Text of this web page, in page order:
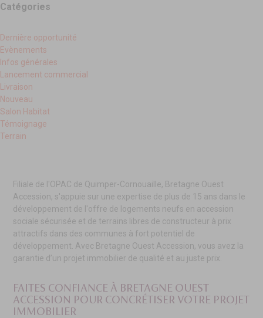
Catégories
Dernière opportunité
Evènements
Infos générales
Lancement commercial
Livraison
Nouveau
Salon Habitat
Témoignage
Terrain
Filiale de l'OPAC de Quimper-Cornouaille, Bretagne Ouest
Accession, s'appuie sur une expertise de plus de 15 ans dans le
développement de l'offre de logements neufs en accession
sociale sécurisée et de terrains libres de constructeur à prix
attractifs dans des communes à fort potentiel de
développement. Avec Bretagne Ouest Accession, vous avez la
garantie d’un projet immobilier de qualité et au juste prix.
FAITES CONFIANCE À BRETAGNE OUEST
ACCESSION POUR CONCRÉTISER VOTRE PROJET
IMMOBILIER